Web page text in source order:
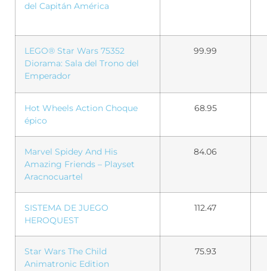
del Capitán América
LEGO® Star Wars 75352
Diorama: Sala del Trono del
Emperador
99.99
Hot Wheels Action Choque
épico
68.95
Marvel Spidey And His
Amazing Friends – Playset
Aracnocuartel
84.06
SISTEMA DE JUEGO
HEROQUEST
112.47
Star Wars The Child
Animatronic Edition
75.93